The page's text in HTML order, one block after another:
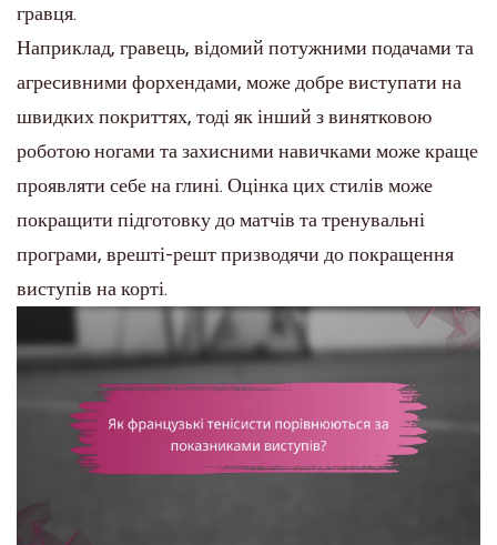
гравця.
Наприклад, гравець, відомий потужними подачами та
агресивними форхендами, може добре виступати на
швидких покриттях, тоді як інший з винятковою
роботою ногами та захисними навичками може краще
проявляти себе на глині. Оцінка цих стилів може
покращити підготовку до матчів та тренувальні
програми, врешті-решт призводячи до покращення
виступів на корті.